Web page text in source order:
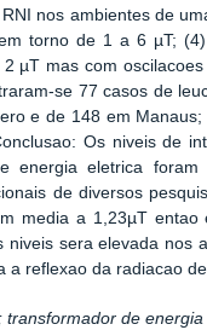
nos ambientes de
torno de 1 a 6 µT;
µT mas com
se 77 casos de
e de 148 em
Os niveis de
energia eletrica
de diversos
media a 1,23µT entao
sera elevada nos
reflexao da radiacao
de